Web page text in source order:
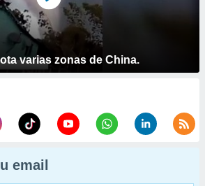
varias zonas de China.
email